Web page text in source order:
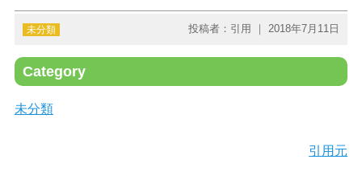
未分類 投稿者：引用 ｜ 2018年7月11日
Category
未分類
引用元